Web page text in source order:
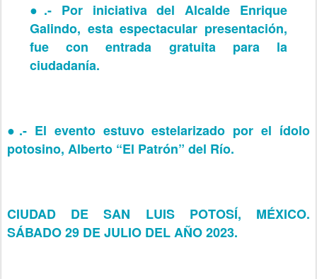
●.- Por iniciativa del Alcalde Enrique
Galindo, esta espectacular presentación,
fue con entrada gratuita para la
ciudadanía.
●.- El evento estuvo estelarizado por el ídolo
potosino, Alberto “El Patrón” del Río.
CIUDAD DE SAN LUIS POTOSÍ, MÉXICO.
SÁBADO 29 DE JULIO DEL AÑO 2023.